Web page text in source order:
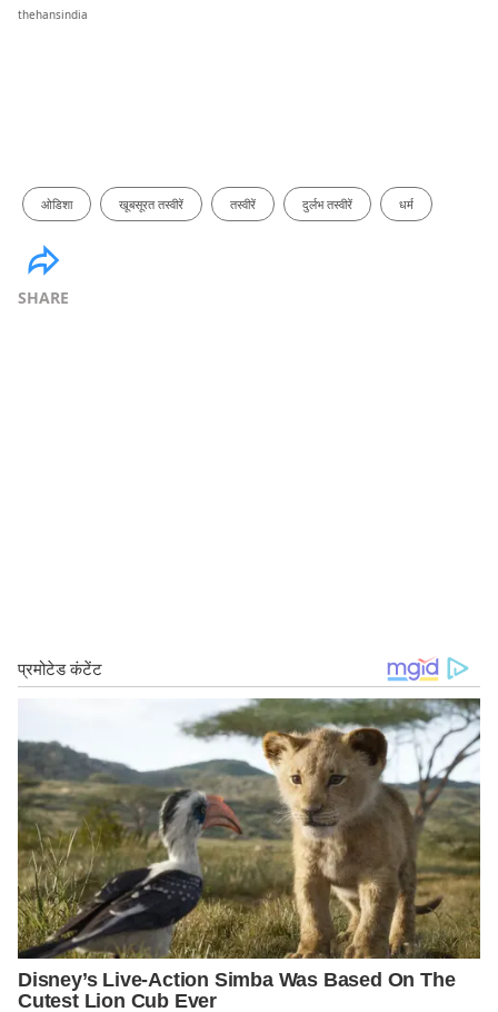
thehansindia
ओडिशा खूबसूरत तस्वीरें तस्वीरें दुर्लभ तस्वीरें धर्म
SHARE